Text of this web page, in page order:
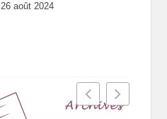
26 août 2024